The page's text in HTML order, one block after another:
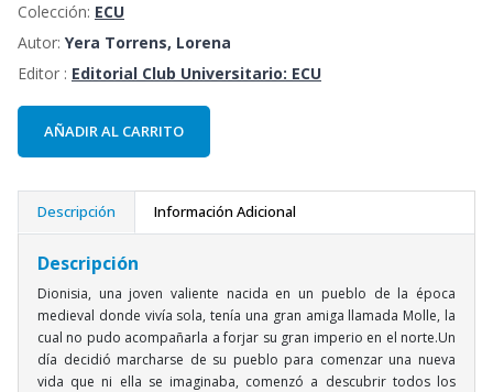
Colección: ECU
Autor: Yera Torrens, Lorena
Editor : Editorial Club Universitario: ECU
AÑADIR AL CARRITO
Descripción Información Adicional
Descripción
Dionisia, una joven valiente nacida en un pueblo de la época
medieval donde vivía sola, tenía una gran amiga llamada Molle, la
cual no pudo acompañarla a forjar su gran imperio en el norte.Un
día decidió marcharse de su pueblo para comenzar una nueva
vida que ni ella se imaginaba, comenzó a descubrir todos los